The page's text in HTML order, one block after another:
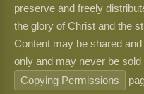
preserve and freely
the glory of Christ and the
Content may be shared
only and may never be
Copying Permissions